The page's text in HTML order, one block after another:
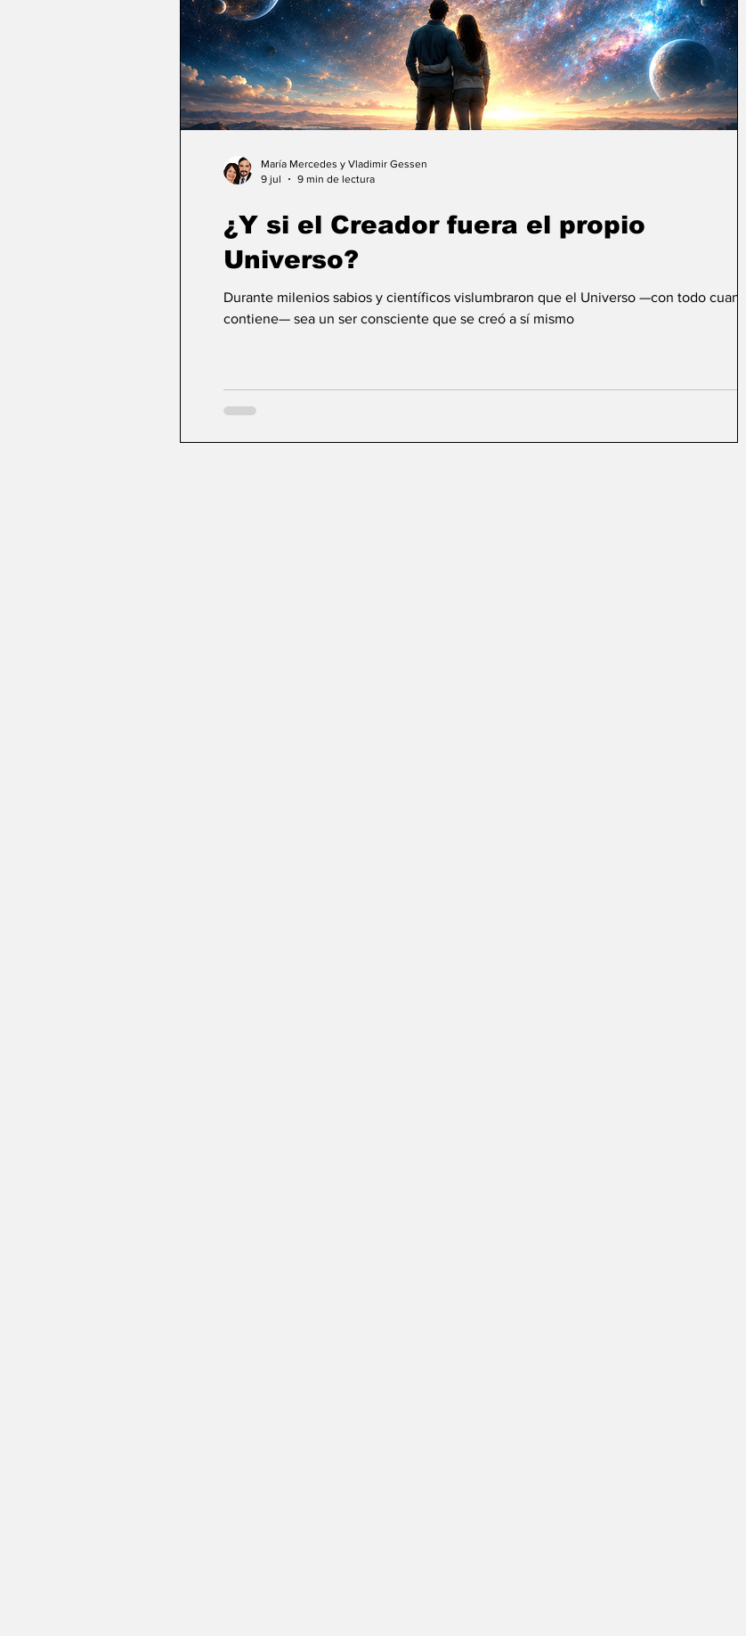
¿Y si el Creador fuera el propio
Universo?
Durante milenios sabios y científicos vislumbraron que el Universo —con todo cuanto
contiene— sea un ser consciente que se creó a sí mismo
María Mercedes y Vladimir Gessen
9 jul
9 min de lectura